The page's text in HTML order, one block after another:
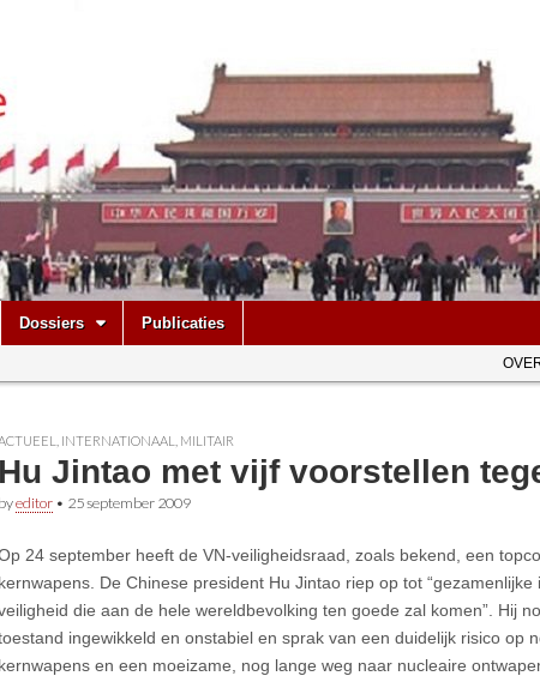
Dossiers Publicaties
INTERNATIONAAL MILITAIR
Hu Jintao met vijf voorstellen
byeditor • 25 september 2009
24 september heeft de VN-veiligheidsraad, zoals bekend, een
kernwapens. De Chinese president Hu Jintao riep op tot
die aan de hele wereldbevolking ten goede zal komen”. Hij
ingewikkeld en onstabiel en sprak van een duidelijk risico op
kernwapens en een moeizame, nog lange weg naar nucleaire